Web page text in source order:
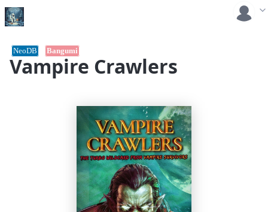
Vampire Crawlers
NeoDB Bangumi